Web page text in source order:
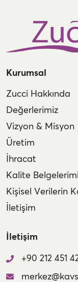
Kurumsal
Zucci Hakkında
Değerlerimiz
Vizyon & Misyon
Üretim
İhracat
Kalite
Kişisel Verilerin
İletişim
İletişim
+90 212 451